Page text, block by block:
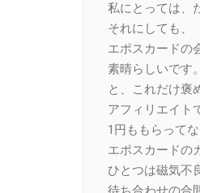
私にとっては、
それにしても、
エポスカードの
素晴らしいです。
と、これだけ褒
アフィリエイト
1円ももらって
エポスカードの
ひとつは磁気不